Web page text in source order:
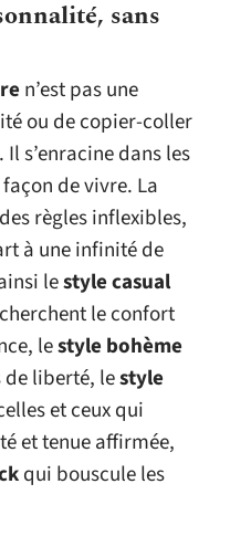
sans
n’est pas une
ou de copier-coller
s’enracine dans les
de vivre. La
règles inflexibles,
à une infinité de
lestyle casual
le confort
lestyle bohème
liberté, lestyle
et ceux qui
et tenue affirmée,
qui bouscule les